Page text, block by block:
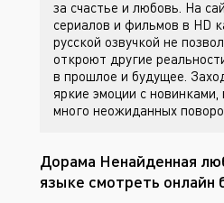
за счастье и любовь. На
сериалов и фильмов в HD
русской озвучкой не
откроют другие
в прошлое и будущее.
яркие эмоции с
много неожиданных
Дорама Ненайденная
языке смотреть онлайн